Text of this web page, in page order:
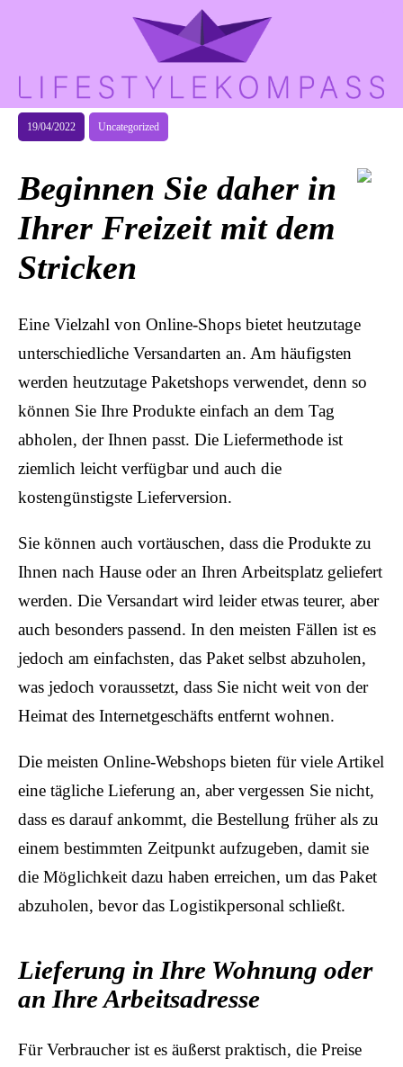
19/04/2022 Uncategorized
Beginnen Sie daher in
Ihrer Freizeit mit dem
Stricken
Eine Vielzahl von Online-Shops bietet heutzutage
unterschiedliche Versandarten an. Am häufigsten
werden heutzutage Paketshops verwendet, denn so
können Sie Ihre Produkte einfach an dem Tag
abholen, der Ihnen passt. Die Liefermethode ist
ziemlich leicht verfügbar und auch die
kostengünstigste Lieferversion.
Sie können auch vortäuschen, dass die Produkte zu
Ihnen nach Hause oder an Ihren Arbeitsplatz geliefert
werden. Die Versandart wird leider etwas teurer, aber
auch besonders passend. In den meisten Fällen ist es
jedoch am einfachsten, das Paket selbst abzuholen,
was jedoch voraussetzt, dass Sie nicht weit von der
Heimat des Internetgeschäfts entfernt wohnen.
Die meisten Online-Webshops bieten für viele Artikel
eine tägliche Lieferung an, aber vergessen Sie nicht,
dass es darauf ankommt, die Bestellung früher als zu
einem bestimmten Zeitpunkt aufzugeben, damit sie
die Möglichkeit dazu haben erreichen, um das Paket
abzuholen, bevor das Logistikpersonal schließt.
Lieferung in Ihre Wohnung oder
an Ihre Arbeitsadresse
Für Verbraucher ist es äußerst praktisch, die Preise